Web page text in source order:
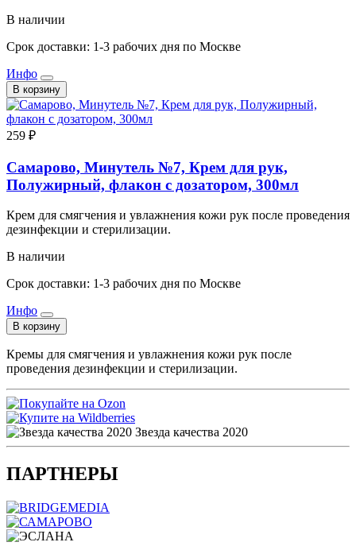
В наличии
Срок доставки: 1-3 рабочих дня по Москве
Инфо
В корзину
259 ₽
Самарово, Минутель №7, Крем для рук,
Полужирный, флакон с дозатором, 300мл
Крем для смягчения и увлажнения кожи рук после проведения
дезинфекции и стерилизации.
В наличии
Срок доставки: 1-3 рабочих дня по Москве
Инфо
В корзину
Кремы для смягчения и увлажнения кожи рук после
проведения дезинфекции и стерилизации.
Звезда качества 2020
ПАРТНЕРЫ